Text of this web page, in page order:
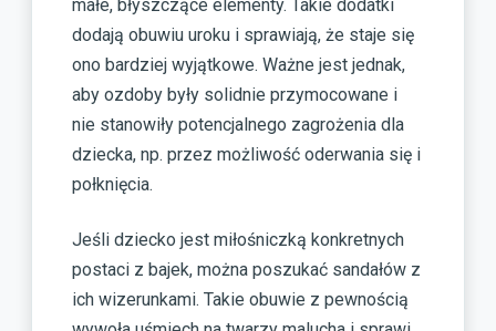
małe, błyszczące elementy. Takie dodatki
dodają obuwiu uroku i sprawiają, że staje się
ono bardziej wyjątkowe. Ważne jest jednak,
aby ozdoby były solidnie przymocowane i
nie stanowiły potencjalnego zagrożenia dla
dziecka, np. przez możliwość oderwania się i
połknięcia.
Jeśli dziecko jest miłośniczką konkretnych
postaci z bajek, można poszukać sandałów z
ich wizerunkami. Takie obuwie z pewnością